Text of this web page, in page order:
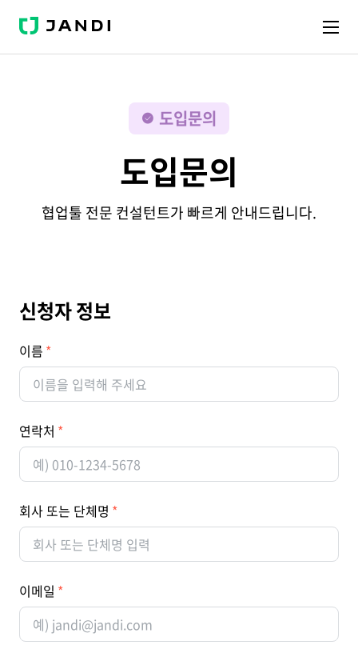
J
N
도입문의
도입문의
협업툴 전문 컨설턴트가 빠르게 안내드립니다.
신청자 정보
이름
연락처
회사 또는 단체명
이메일